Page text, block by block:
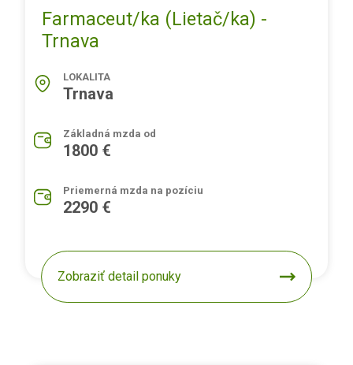
Farmaceut/ka (Lietač/ka) -
Trnava
LOKALITA
Trnava
Základná mzda od
1800 €
Priemerná mzda na pozíciu
2290 €
Zobraziť detail ponuky